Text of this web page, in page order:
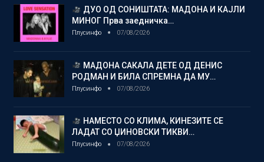
ДУО ОД СОНИШТАТА: МАДОНА И КАЈЛИ
МИНОГ Прва заедничка…
Плусинфо 07/08/2026
МАДОНА САКАЛА ДЕТЕ ОД ДЕНИС
РОДМАН И БИЛА СПРЕМНА ДА МУ…
Плусинфо 07/08/2026
НАМЕСТО СО КЛИМА, КИНЕЗИТЕ СЕ
ЛАДАТ СО ЏИНОВСКИ ТИКВИ…
Плусинфо 07/08/2026